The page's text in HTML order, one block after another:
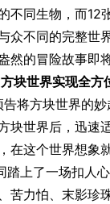
不同生物，而
众不同的完整世
然的冒险故事即
块世界实现全方
告将方块世界的
块世界后，迅速
在这个世界想象
踏上了一场扣人
苦力怕、末影珍